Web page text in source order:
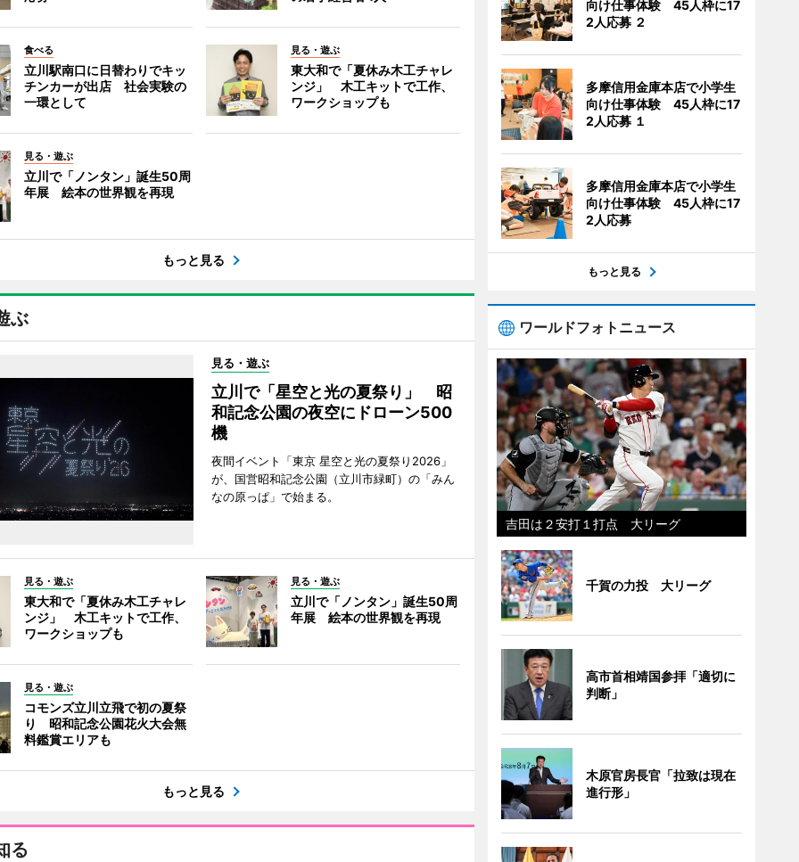
食べる
立川駅南口に日替わりでキッ
チンカーが出店 社会実験の
一環として
見る・遊ぶ
東大和で「夏休み木工チャレ
ンジ」 木工キットで工作、
ワークショップも
見る・遊ぶ
立川で「ノンタン」誕生50周
年展 絵本の世界観を再現
もっと見る
ぶ
見る・遊ぶ
立川で「星空と光の夏祭り」 昭
和記念公園の夜空にドローン500
機
夜間イベント「東京 星空と光の夏祭り2026」
が、国営昭和記念公園（立川市緑町）の「みん
なの原っぱ」で始まる。
見る・遊ぶ
東大和で「夏休み木工チャレ
ンジ」 木工キットで工作、
ワークショップも
見る・遊ぶ
立川で「ノンタン」誕生50周
年展 絵本の世界観を再現
見る・遊ぶ
コモンズ立川立飛で初の夏祭
り 昭和記念公園花火大会無
料鑑賞エリアも
もっと見る
る
向け仕事体験 45人枠に17
2人応募 ２
多摩信用金庫本店で小学生
向け仕事体験 45人枠に17
2人応募 １
多摩信用金庫本店で小学生
向け仕事体験 45人枠に17
2人応募
もっと見る
ワールドフォトニュース
吉田は２安打１打点 大リーグ
千賀の力投 大リーグ
高市首相靖国参拝「適切に
判断」
木原官房長官「拉致は現在
進行形」